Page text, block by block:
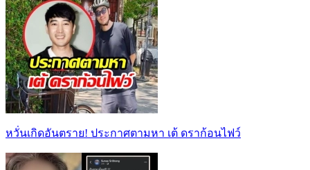
หวั่นเกิดอันตราย! ประกาศตามหา เต้ ดราก้อนไฟว์